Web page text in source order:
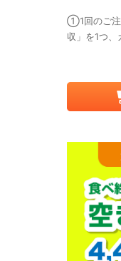
①1回のご注
収」を1つ